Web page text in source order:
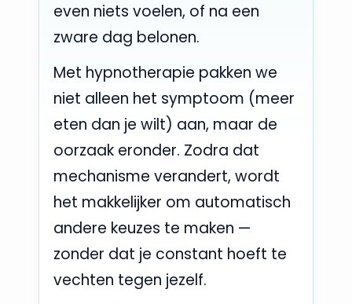
even niets voelen, of na een
zware dag belonen.
Met hypnotherapie pakken we
niet alleen het symptoom (meer
eten dan je wilt) aan, maar de
oorzaak eronder. Zodra dat
mechanisme verandert, wordt
het makkelijker om automatisch
andere keuzes te maken —
zonder dat je constant hoeft te
vechten tegen jezelf.